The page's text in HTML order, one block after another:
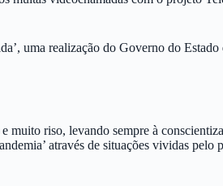
uma realização do Governo do
riso, levando sempre à
através de situações vividas